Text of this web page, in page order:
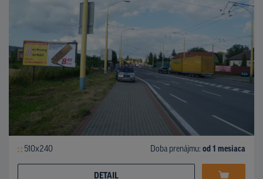
510x240 Doba prenájmu: od 1 mesiaca
DETAIL